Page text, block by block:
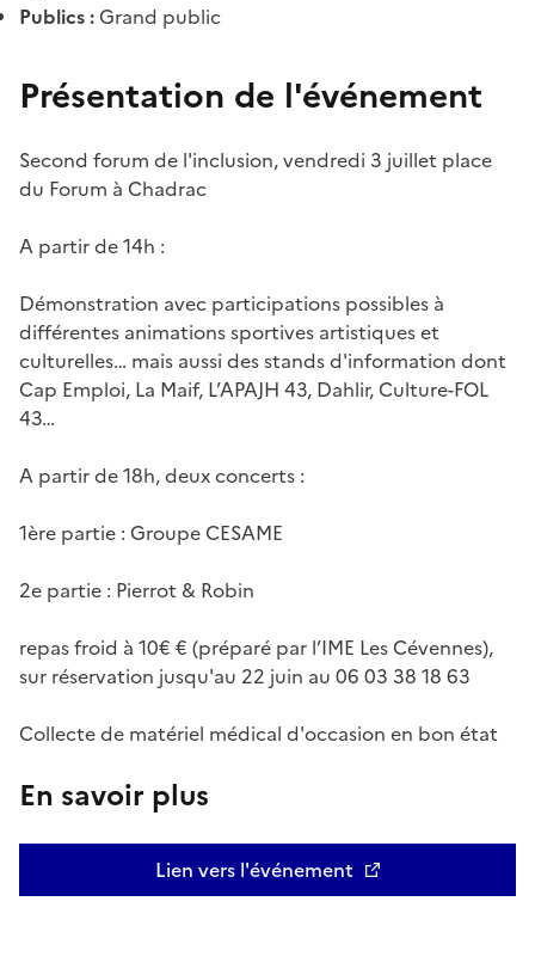
Publics :Grand public
Présentation de l'événement
Second forum de l'inclusion, vendredi 3 juillet place
du Forum à Chadrac
A partir de 14h :
Démonstration avec participations possibles à
différentes animations sportives artistiques et
culturelles… mais aussi des stands d'information dont
Cap Emploi, La Maif, L’APAJH 43, Dahlir, Culture-FOL
43…
A partir de 18h, deux concerts :
1ère partie : Groupe CESAME
2e partie : Pierrot & Robin
repas froid à 10€ € (préparé par l’IME Les Cévennes),
sur réservation jusqu'au 22 juin au 06 03 38 18 63
Collecte de matériel médical d'occasion en bon état
En savoir plus
Lien vers l'événement